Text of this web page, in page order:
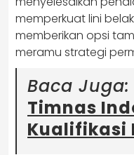
memperkuat lini
memberikan opsi
meramu strategi
Baca Juga:
Timnas
Kualifikasi